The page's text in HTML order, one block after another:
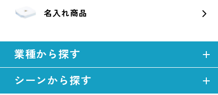
名入れ商品
業種から探す
シーンから探す